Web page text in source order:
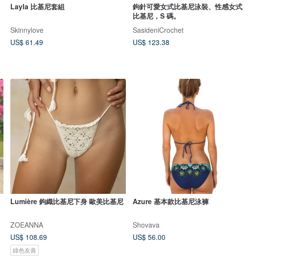
Layla 比基尼套組
Skinnylove
US$ 61.49
鉤針可愛女式比基尼泳裝、性感女式
比基尼，S 碼。
SasideniCrochet
US$ 123.38
Lumière 鉤織比基尼下身 歐美比基尼
ZOEANNA
US$ 108.69
綠色友善
Azure 基本款比基尼泳褲
Shovava
US$ 56.00